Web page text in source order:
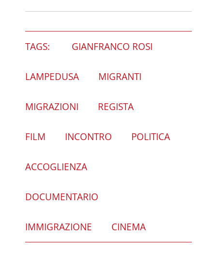
TAGS: GIANFRANCO ROSI
LAMPEDUSA MIGRANTI
MIGRAZIONI REGISTA
FILM INCONTRO POLITICA
ACCOGLIENZA
DOCUMENTARIO
IMMIGRAZIONE CINEMA